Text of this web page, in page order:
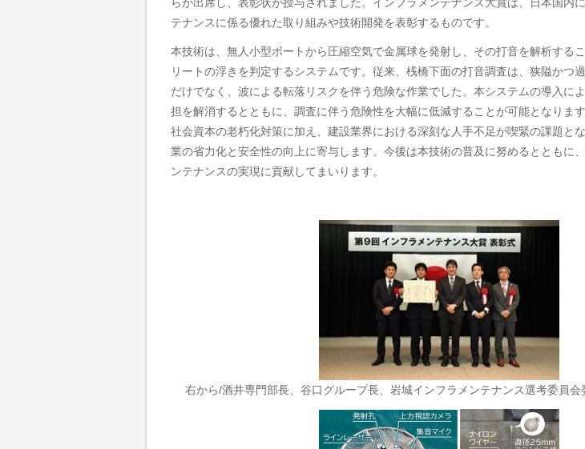
テナンスに係る優れた取り組みや技術開発を表彰するものです。
本技術は、無人小型ボートから圧縮空気で金属球を発射し、その打音を解析する
リートの浮きを判定するシステムです。従来、桟橋下面の打音調査は、狭隘かつ
だけでなく、波による転落リスクを伴う危険な作業でした。本システムの導入に
担を解消するとともに、調査に伴う危険性を大幅に低減することが可能となります
社会資本の老朽化対策に加え、建設業界における深刻な人手不足が喫緊の課題と
業の省力化と安全性の向上に寄与します。今後は本技術の普及に努めるとともに
ンテナンスの実現に貢献してまいります。
右から/酒井専門部長、谷口グループ長、岩城インフラメンテナンス選考委員